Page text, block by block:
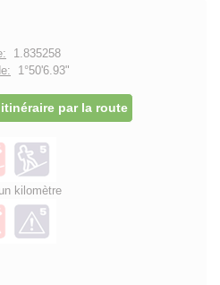
1.835258
1°50'6.93"
par la route
kilomètre